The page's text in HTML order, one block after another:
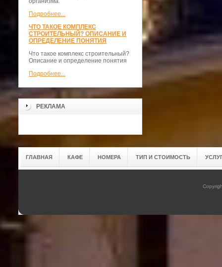
Подробнее...
ЧТО ТАКОЕ КОМПЛЕКС
СТРОИТЕЛЬНЫЙ? ОПИСАНИЕ И
ОПРЕДЕЛЕНИЕ ПОНЯТИЯ
Что такое комплекс строительный?
Описание и определение понятия
Подробнее...
>
РЕКЛАМА
ГЛАВНАЯ КАФЕ НОМЕРА ТИП И СТОИМОСТЬ